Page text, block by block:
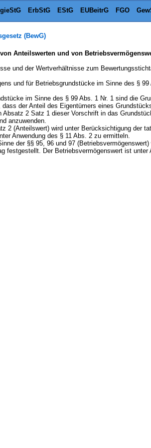
ErbStG EStG EUBeitrG FGO
(BewG)
Anteilswerten und von
und der Wertverhältnisse zum
und für Betriebsgrundstücke im Sinne des §
im Sinne des § 99 Abs. 1 Nr. 1 sind die
der Anteil des Eigentümers eines
2 Satz 1 dieser Vorschrift in das
anzuwenden.
2 (Anteilswert) wird unter Berücksichtigung der
Anwendung des § 11 Abs. 2 zu ermitteln.
der §§ 95, 96 und 97
Der Betriebsvermögenswert ist unter